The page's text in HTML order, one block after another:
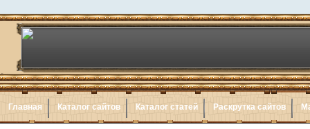
Главная Каталог сайтов Каталог статей Раскрутка сайтов